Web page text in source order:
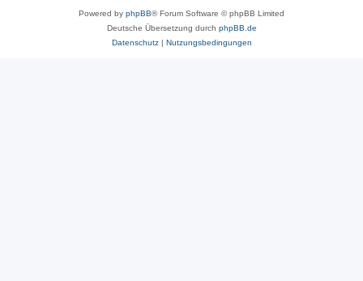
Powered by phpBB® Forum Software © phpBB Limited
Deutsche Übersetzung durch phpBB.de
Datenschutz| Nutzungsbedingungen